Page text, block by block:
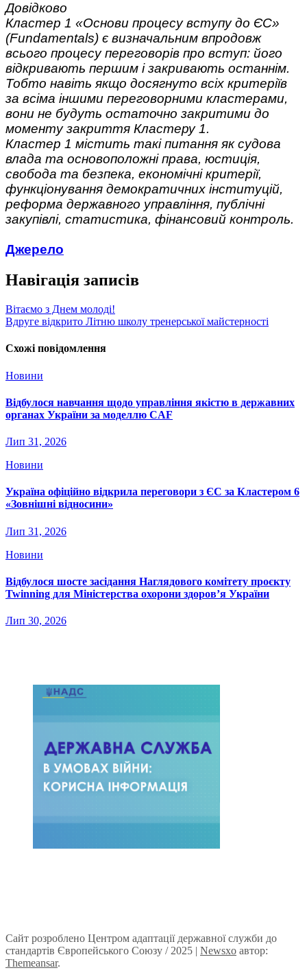
Довідково
Кластер 1 «Основи процесу вступу до ЄС»
(Fundamentals) є визначальним впродовж
всього процесу переговорів про вступ: його
відкривають першим і закривають останнім.
Тобто навіть якщо досягнуто всіх критеріїв
за всіма іншими переговорними кластерами,
вони не будуть остаточно закритими до
моменту закриття Кластеру 1.
Кластер 1 містить такі питання як судова
влада та основоположні права, юстиція,
свобода та безпека, економічні критерії,
функціонування демократичних інституцій,
реформа державного управління, публічні
закупівлі, статистика, фінансовий контроль.
Джерело
Навігація записів
Вітаємо з Днем молоді!
Вдруге відкрито Літню школу тренерської майстерності
Схожі повідомлення
Новини
Відбулося навчання щодо управління якістю в державних
органах України за моделлю CAF
Лип 31, 2026
Новини
Україна офіційно відкрила переговори з ЄС за Кластером 6
«Зовнішні відносини»
Лип 31, 2026
Новини
Відбулося шосте засідання Наглядового комітету проєкту
Twinning для Міністерства охорони здоров’я України
Лип 30, 2026
Сайт розроблено Центром адаптації державної служби до
стандартів Європейського Союзу / 2025 | Newsxo автор:
Themeansar.